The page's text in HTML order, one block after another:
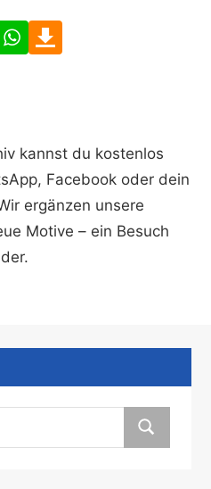
FacebookWhatsApp
kannst du kostenlos
Facebook oder dein
ergänzen unsere
Motive – ein Besuch